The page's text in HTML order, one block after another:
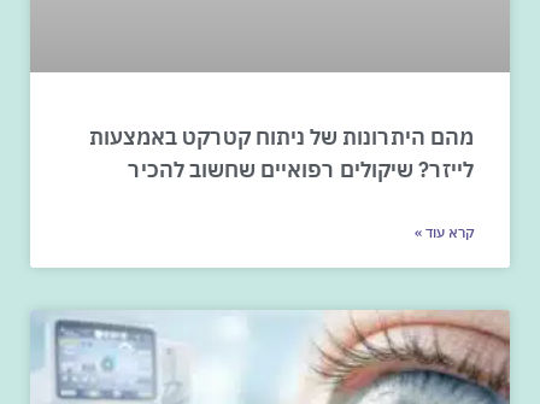
מהם היתרונות של ניתוח קטרקט באמצעות
לייזר? שיקולים רפואיים שחשוב להכיר
קרא עוד »